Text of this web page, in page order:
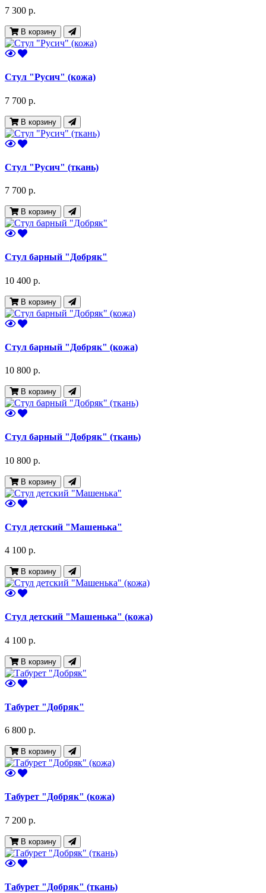
7 300 р.
В корзину
Стул "Русич" (кожа)
7 700 р.
В корзину
Стул "Русич" (ткань)
7 700 р.
В корзину
Стул барный "Добряк"
10 400 р.
В корзину
Стул барный "Добряк" (кожа)
10 800 р.
В корзину
Стул барный "Добряк" (ткань)
10 800 р.
В корзину
Стул детский "Машенька"
4 100 р.
В корзину
Стул детский "Машенька" (кожа)
4 100 р.
В корзину
Табурет "Добряк"
6 800 р.
В корзину
Табурет "Добряк" (кожа)
7 200 р.
В корзину
Табурет "Добряк" (ткань)